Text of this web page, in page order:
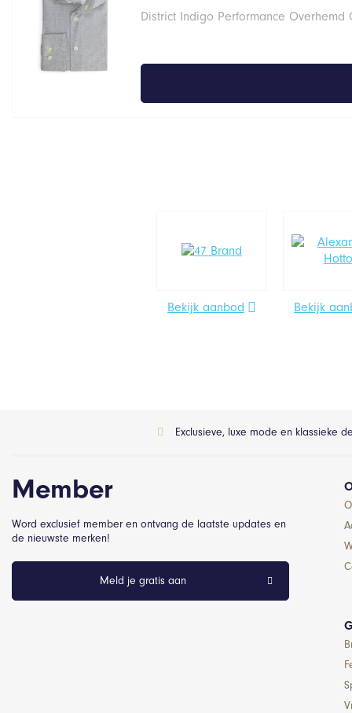
District Indigo Performance Overhemd
Bekijk aanbod Bekijk
Exclusieve, luxe mode en klassieke
Member
Word exclusief member en ontvang de laatste updates en
de nieuwste merken!
Meld je gratis aan